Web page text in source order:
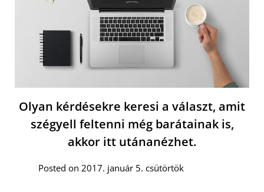
Olyan kérdésekre keresi a választ, amit
szégyell feltenni még barátainak is,
akkor itt utánanézhet.
Posted on 2017. január 5. csütörtök